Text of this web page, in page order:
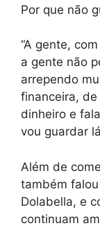
Por que não
“A gente,
a gente não
arrependo
financeira,
dinheiro e
vou guardar
Além de
também
Dolabella, e
continuam